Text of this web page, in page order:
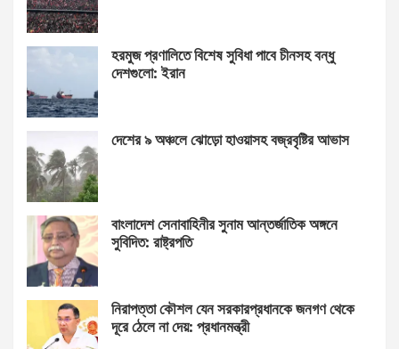
হরমুজ প্রণালিতে বিশেষ সুবিধা পাবে চীনসহ বন্ধু
দেশগুলো: ইরান
দেশের ৯ অঞ্চলে ঝোড়ো হাওয়াসহ বজ্রবৃষ্টির আভাস
বাংলাদেশ সেনাবাহিনীর সুনাম আন্তর্জাতিক অঙ্গনে
সুবিদিত: রাষ্ট্রপতি
নিরাপত্তা কৌশল যেন সরকারপ্রধানকে জনগণ থেকে
দূরে ঠেলে না দেয়: প্রধানমন্ত্রী